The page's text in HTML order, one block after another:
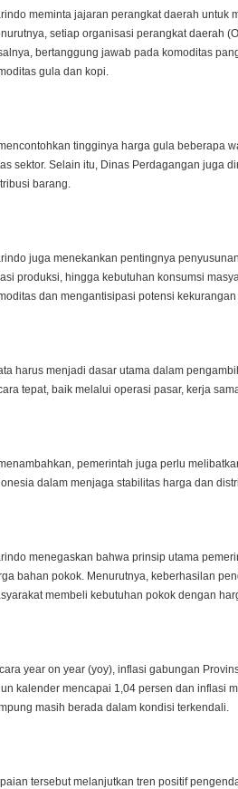
meminta jajaran perangkat daerah untuk
setiap organisasi perangkat daerah
bertanggung jawab pada komoditas
gula dan kopi.
tingginya harga gula beberapa
sektor. Selain itu, Dinas Perdagangan juga
barang.
juga menekankan pentingnya
produksi, hingga kebutuhan konsumsi
dan mengantisipasi potensi
harus menjadi dasar utama dalam
tepat, baik melalui operasi pasar, kerja
pemerintah juga perlu
dalam menjaga stabilitas harga dan
menegaskan bahwa prinsip utama
bahan pokok. Menurutnya, keberhasilan
membeli kebutuhan pokok dengan
year on year (yoy), inflasi gabungan
kalender mencapai 1,04 persen dan inflasi
masih berada dalam kondisi terkendali.
tersebut melanjutkan tren positif